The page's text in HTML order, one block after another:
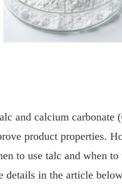
and calcium
product properties.
to use talc and when
details in the article